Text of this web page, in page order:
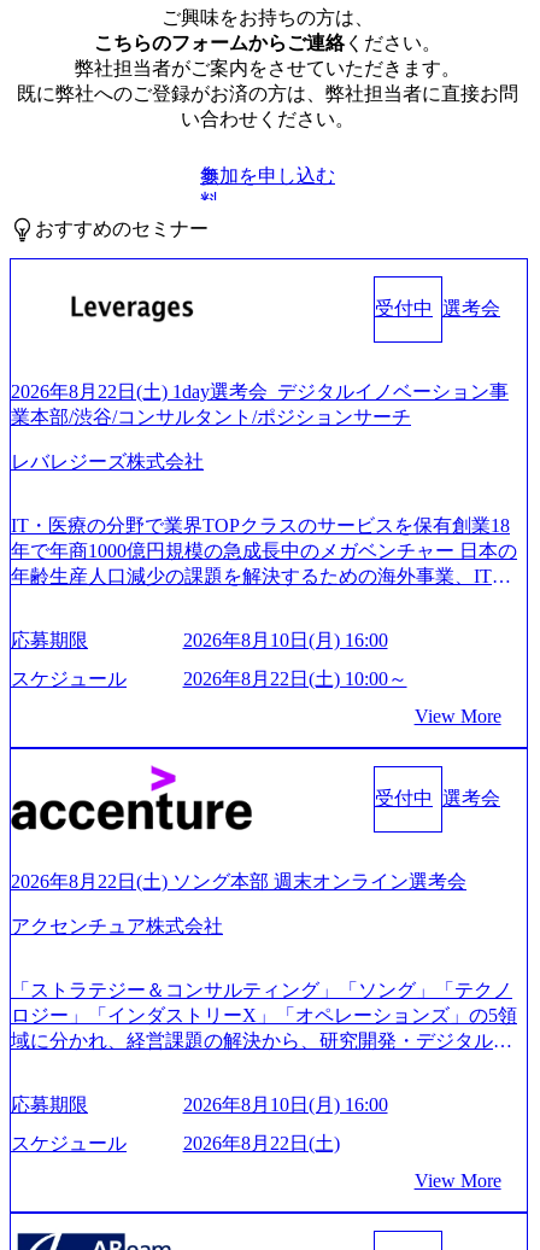
ご興味をお持ちの方は、
こちらのフォームからご連絡ください。
弊社担当者がご案内をさせていただきます。
既に弊社へのご登録がお済の方は、弊社担当者に直接お問
い合わせください。
無
料
参加を申し込む
おすすめのセミナー
受付中 選考会
2026年8月22日(土) 1day選考会_デジタルイノベーション事
業本部/渋谷/コンサルタント/ポジションサーチ
レバレジーズ株式会社
IT・医療の分野で業界TOPクラスのサービスを保有創業18
年で年商1000億円規模の急成長中のメガベンチャー 日本の
年齢生産人口減少の課題を解決するための海外事業、IT事
以上の事業を展開する オールインハウスの組織体制をとっ
ており社内で新しい事業開発などの人員調達できる 独立資
本経営をとっており、事業創造の自由度が高い https://storag
s/20240925162633_7242d0de-3e54-4f03-b076-00318d5c0dff_120
0x644.webp レバレジーズ株式会社 会社説明資料 (https://spea
kerdeck.com/leverages/leverages-hui-she-shao-jie-zi-liao-zhong-tu-
cai-yong-xiang-ke) 「働く人」「事業・サービス」「カルチャ
ー」など、レバレジーズのリアルを取り上げています！ (htt
「外国人留学生等受入環境整備事業委託業務」を受託 (http
s://prtimes.jp/main/html/rd/p/000000612.000010591.html) レバレ
ジーズ、モチベーション管理システム「NALYSYS」リリー
m/@leveragesCh) レバレジーズで活躍するメンバー紹介！〜
管理職種編 〜 (https://www.youtube.com/watch?v=RETwZKac2
UI) レバレジーズで活躍するメンバー紹介！〜 営業職種編
来黒字を維持し、急成長中でありながら安定した事業を展
円を目指す日本にもなかなかないメガベンチャー。創業か
ら黒字経営。年間130%成長 https://storage.googleapis.com/our-
527843-d227-4df8-b86c-5587f843fdf6_1200x471.webp https://stor
age.googleapis.com/our-vision-production.appspot.com/public/imag
応募期限
2026年8月10日(月) 16:00
スケジュール
2026年8月22日(土) 10:00～
View More
受付中 選考会
2026年8月22日(土) ソング本部 週末オンライン選考会
アクセンチュア株式会社
「ストラテジー＆コンサルティング」「ソング」「テクノ
ロジー」「インダストリーX」「オペレーションズ」の5領
域に分かれ、経営課題の解決から、研究開発・デジタル・
グ領域からその実行的側面であるITサービスの提供まで一
貫して支援する総合系・IT系ファームである あらゆる産業
において非常に良質な顧客基盤を築いており、Fortune Globa
手掛けたプロジェクトは「ファーストリテイリングにおけ
るグローバル化」「資生堂グループのDX化支援」「ヴィヴ
ィアン・ウエストウッドの製品開発」など多岐にわたる コ
応募期限
2026年8月10日(月) 16:00
スケジュール
2026年8月22日(土)
View More